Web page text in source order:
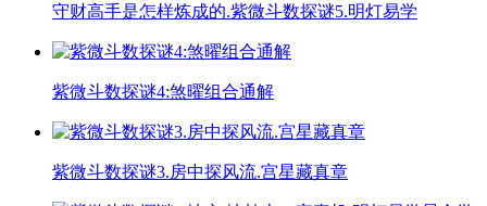
守财高手是怎样炼成的.紫微斗数探谜5.明灯易学
​紫微斗数探谜4:煞曜组合通解
紫微斗数探谜3.房中探风流.宫星藏真章